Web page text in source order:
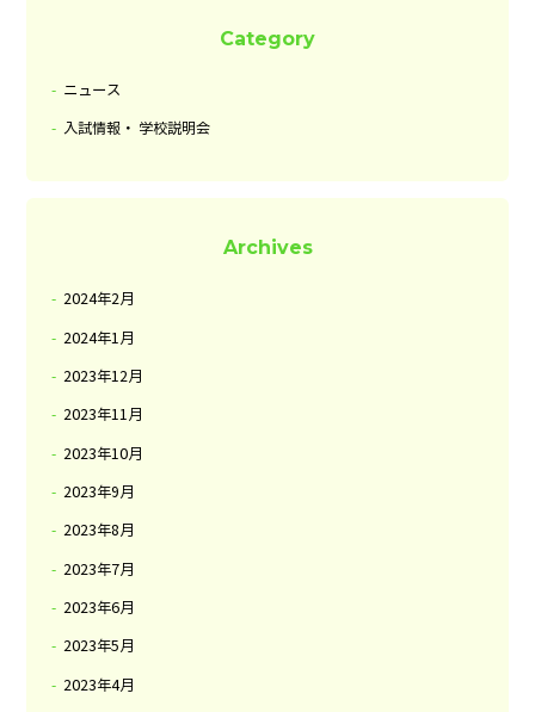
Category
ニュース
入試情報・ 学校説明会
Archives
2024年2月
2024年1月
2023年12月
2023年11月
2023年10月
2023年9月
2023年8月
2023年7月
2023年6月
2023年5月
2023年4月